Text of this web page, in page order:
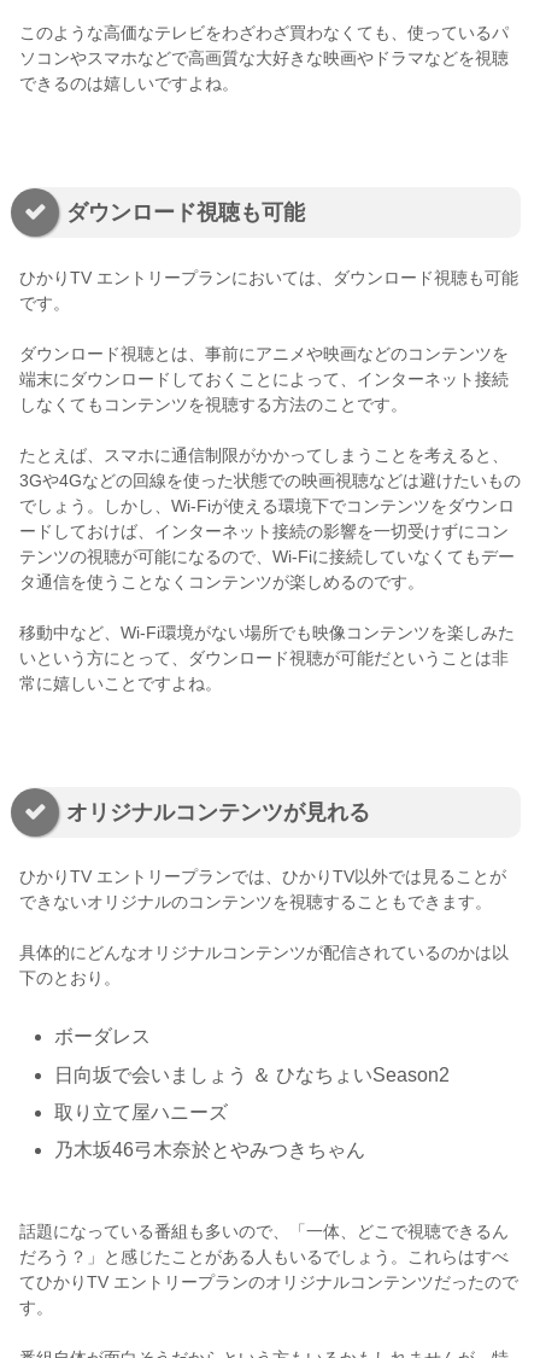
このような高価なテレビをわざわざ買わなくても、使っているパ
ソコンやスマホなどで高画質な大好きな映画やドラマなどを視聴
できるのは嬉しいですよね。
ダウンロード視聴も可能
ひかりTV エントリープランにおいては、ダウンロード視聴も可能
です。
ダウンロード視聴とは、事前にアニメや映画などのコンテンツを
端末にダウンロードしておくことによって、インターネット接続
しなくてもコンテンツを視聴する方法のことです。
たとえば、スマホに通信制限がかかってしまうことを考えると、
3Gや4Gなどの回線を使った状態での映画視聴などは避けたいもの
でしょう。しかし、Wi-Fiが使える環境下でコンテンツをダウンロ
ードしておけば、インターネット接続の影響を一切受けずにコン
テンツの視聴が可能になるので、Wi-Fiに接続していなくてもデー
タ通信を使うことなくコンテンツが楽しめるのです。
移動中など、Wi-Fi環境がない場所でも映像コンテンツを楽しみた
いという方にとって、ダウンロード視聴が可能だということは非
常に嬉しいことですよね。
オリジナルコンテンツが見れる
ひかりTV エントリープランでは、ひかりTV以外では見ることが
できないオリジナルのコンテンツを視聴することもできます。
具体的にどんなオリジナルコンテンツが配信されているのかは以
下のとおり。
ボーダレス
日向坂で会いましょう ＆ ひなちょいSeason2
取り立て屋ハニーズ
乃木坂46弓木奈於とやみつきちゃん
話題になっている番組も多いので、「一体、どこで視聴できるん
だろう？」と感じたことがある人もいるでしょう。これらはすべ
てひかりTV エントリープランのオリジナルコンテンツだったので
す。